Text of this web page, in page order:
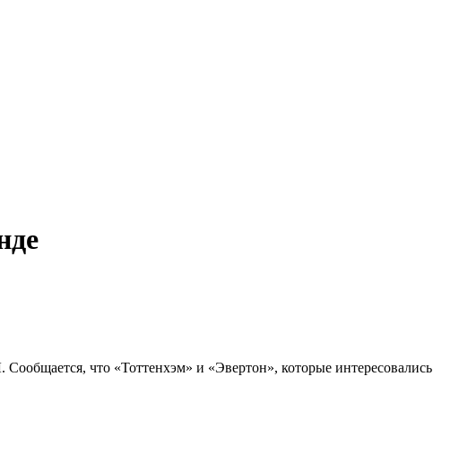
что «Тоттенхэм» и «Эвертон», которые интересовались